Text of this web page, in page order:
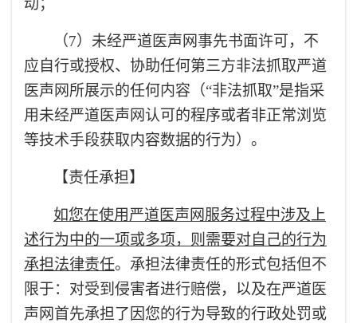
动；
（7）未经严道医声网事先书面许可，不
应自行或授权、协助任何第三方非法抓取严道
医声网所展示的任何内容（“非法抓取”是指采
用未经严道医声网认可的程序或者非正常浏览
等技术手段获取内容数据的行为）。
【责任承担】
如您在使用严道医声网服务过程中涉及上
述行为中的一项或多项，则需要对自己的行为
承担法律责任。 承担法律责任的形式包括但不
限于：对受到侵害者进行赔偿，以及在严道医
声网首先承担了因您的行为导致的行政处罚或